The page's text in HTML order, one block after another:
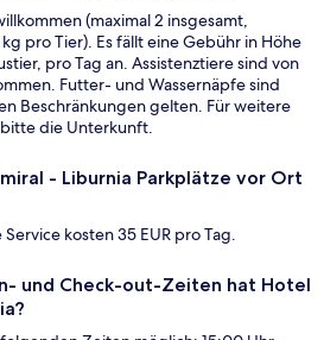
(maximal 2 insgesamt,
pro Tier). Es fällt eine Gebühr in Höhe
pro Tag an. Assistenztiere sind von
Futter- und Wassernäpfe sind
Beschränkungen gelten. Für weitere
die Unterkunft.
- Liburnia Parkplätze vor Ort
kosten 35 EUR pro Tag.
und Check-out-Zeiten hat Hotel